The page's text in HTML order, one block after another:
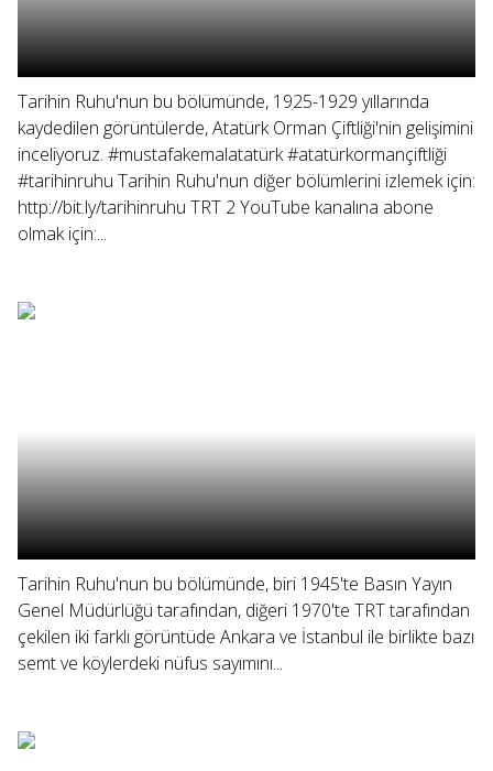
Tarihin Ruhu'nun bu bölümünde, 1925-1929 yıllarında
kaydedilen görüntülerde, Atatürk Orman Çiftliği'nin gelişimini
inceliyoruz. #mustafakemalatatürk #atatürkormançiftliği
#tarihinruhu Tarihin Ruhu'nun diğer bölümlerini izlemek için:
http://bit.ly/tarihinruhu TRT 2 YouTube kanalına abone
olmak için:...
Tarihin Ruhu'nun bu bölümünde, biri 1945'te Basın Yayın
Genel Müdürlüğü tarafından, diğeri 1970'te TRT tarafından
çekilen iki farklı görüntüde Ankara ve İstanbul ile birlikte bazı
semt ve köylerdeki nüfus sayımını...